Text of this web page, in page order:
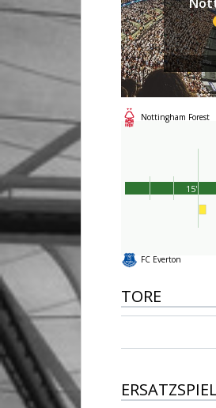
Nottingham Forest
FC Everton
15'
TORE